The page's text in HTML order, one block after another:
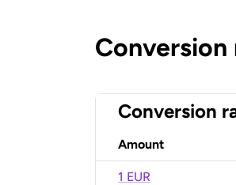
Conversion
Amount
1 EUR